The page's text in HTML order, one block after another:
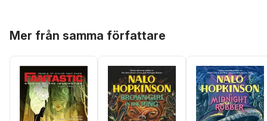
Mer från samma författare